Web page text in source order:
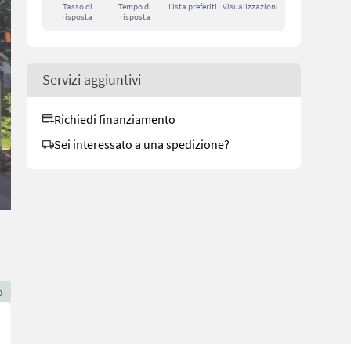
Tasso di
risposta
Tempo di
risposta
Lista preferiti Visualizzazioni
Servizi aggiuntivi
Richiedi finanziamento
Sei interessato a una spedizione?